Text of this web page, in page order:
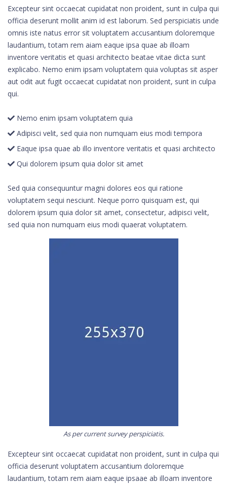
Excepteur sint occaecat cupidatat non proident, sunt in culpa qui
officia deserunt mollit anim id est laborum. Sed perspiciatis unde
omnis iste natus error sit voluptatem accusantium doloremque
laudantium, totam rem aiam eaque ipsa quae ab illoam
inventore veritatis et quasi architecto beatae vitae dicta sunt
explicabo. Nemo enim ipsam voluptatem quia voluptas sit asper
aut odit aut fugit occaecat cupidatat non proident, sunt in culpa
qui.
Nemo enim ipsam voluptatem quia
Adipisci velit, sed quia non numquam eius modi tempora
Eaque ipsa quae ab illo inventore veritatis et quasi architecto
Qui dolorem ipsum quia dolor sit amet
Sed quia consequuntur magni dolores eos qui ratione
voluptatem sequi nesciunt. Neque porro quisquam est, qui
dolorem ipsum quia dolor sit amet, consectetur, adipisci velit,
sed quia non numquam eius modi quaerat voluptatem.
As per current survey perspiciatis.
Excepteur sint occaecat cupidatat non proident, sunt in culpa qui
officia deserunt voluptatem accusantium doloremque
laudantium, totam rem aiam eaque ipsaae ab illoam inventore